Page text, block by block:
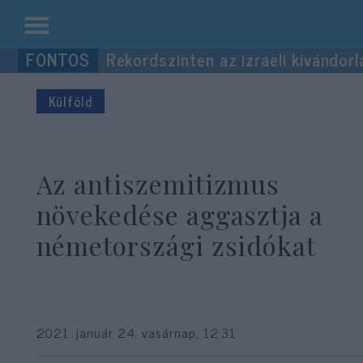
Kilépés
a
tartalomba
Rekordszinten az izraeli
Külföld
Az antiszemitizmus
növekedése aggasztja a
németországi zsidókat
2021. január 24. vasárnap, 12:31